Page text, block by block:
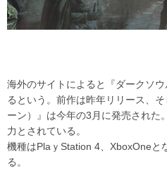
海外のサイトによると『ダークソ
るという。前作は昨年リリース、
ーン）』は今年の3月に発売された
力とされている。
機種はPlaｙStation 4、XboxOneと
る。